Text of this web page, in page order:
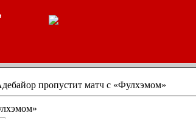
пропустит матч с «Фулхэмом»